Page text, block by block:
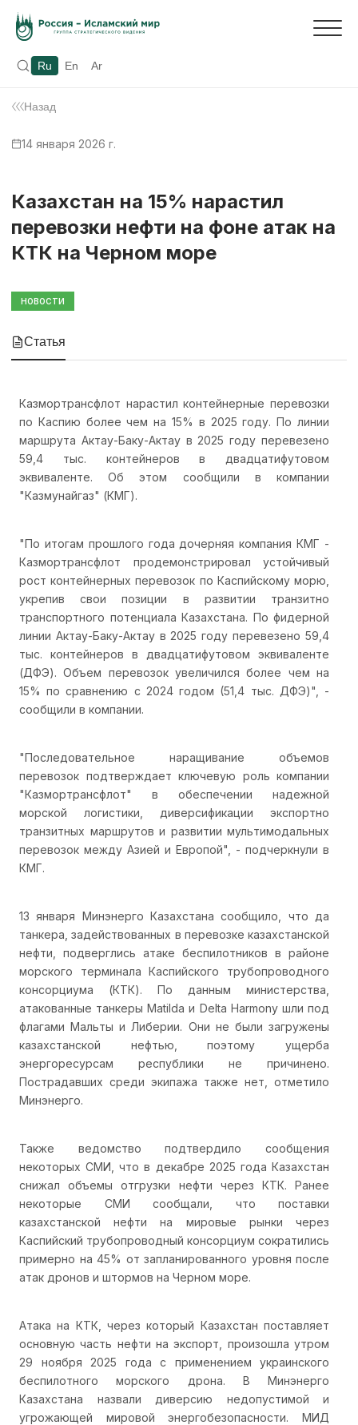
Ru En Ar
Назад
14 января 2026 г.
Казахстан на 15% нарастил
перевозки нефти на фоне атак на
КТК на Черном море
НОВОСТИ
Статья
Казмортрансфлот нарастил контейнерные перевозки
по Каспию более чем на 15% в 2025 году. По линии
маршрута Актау-Баку-Актау в 2025 году перевезено
59,4 тыс. контейнеров в двадцатифутовом
эквиваленте. Об этом сообщили в компании
"Казмунайгаз" (КМГ).
"По итогам прошлого года дочерняя компания КМГ -
Казмортрансфлот продемонстрировал устойчивый
рост контейнерных перевозок по Каспийскому морю,
укрепив свои позиции в развитии транзитно
транспортного потенциала Казахстана. По фидерной
линии Актау-Баку-Актау в 2025 году перевезено 59,4
тыс. контейнеров в двадцатифутовом эквиваленте
(ДФЭ). Объем перевозок увеличился более чем на
15% по сравнению с 2024 годом (51,4 тыс. ДФЭ)", -
сообщили в компании.
"Последовательное наращивание объемов
перевозок подтверждает ключевую роль компании
"Казмортрансфлот" в обеспечении надежной
морской логистики, диверсификации экспортно
транзитных маршрутов и развитии мультимодальных
перевозок между Азией и Европой", - подчеркнули в
КМГ.
13 января Минэнерго Казахстана сообщило, что да
танкера, задействованных в перевозке казахстанской
нефти, подверглись атаке беспилотников в районе
морского терминала Каспийского трубопроводного
консорциума (КТК). По данным министерства,
атакованные танкеры Matilda и Delta Harmony шли под
флагами Мальты и Либерии. Они не были загружены
казахстанской нефтью, поэтому ущерба
энергоресурсам республики не причинено.
Пострадавших среди экипажа также нет, отметило
Минэнерго.
Также ведомство подтвердило сообщения
некоторых СМИ, что в декабре 2025 года Казахстан
снижал объемы отгрузки нефти через КТК. Ранее
некоторые СМИ сообщали, что поставки
казахстанской нефти на мировые рынки через
Каспийский трубопроводный консорциум сократились
примерно на 45% от запланированного уровня после
атак дронов и штормов на Черном море.
Атака на КТК, через который Казахстан поставляет
основную часть нефти на экспорт, произошла утром
29 ноября 2025 года с применением украинского
беспилотного морского дрона. В Минэнерго
Казахстана назвали диверсию недопустимой и
угрожающей мировой энергобезопасности. МИД